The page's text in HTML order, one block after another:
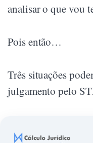
analisar o que vou
Pois então…
Três situações
julgamento pelo
da TR